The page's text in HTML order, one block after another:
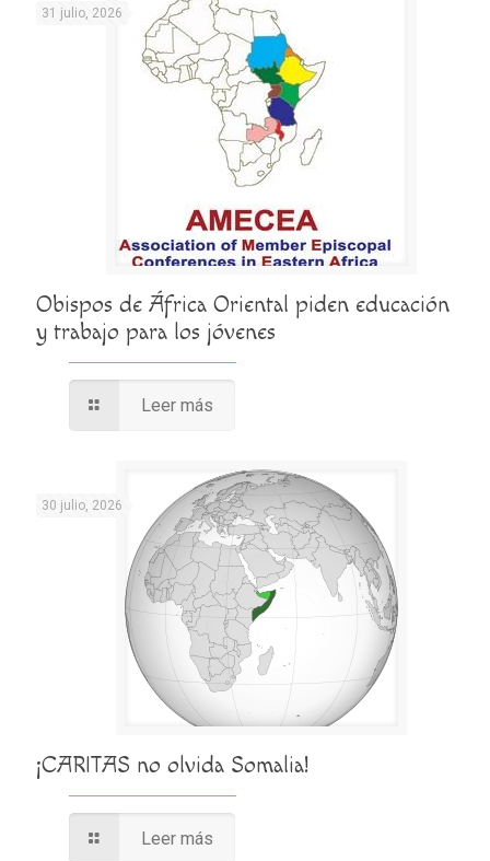
31 julio, 2026
Obispos de África Oriental piden educación
y trabajo para los jóvenes
Leer más
30 julio, 2026
¡CARITAS no olvida Somalia!
Leer más